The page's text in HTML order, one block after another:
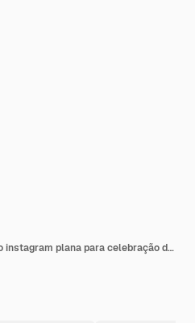
Coleção de postagens do instagram plana para celebração da independência do méxico